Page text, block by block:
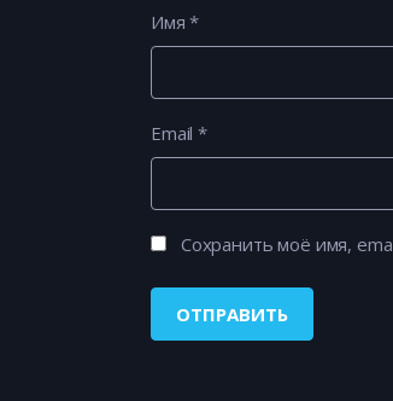
Имя*
Email*
Сохранить моё имя,